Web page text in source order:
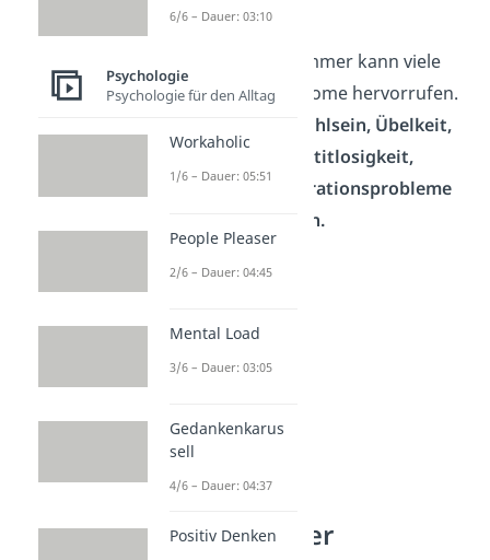
haben.
Liebeskummer kann viele
verschiedene Symptome hervorrufen.
Unwohlsein, Übelkeit,
Hungergefühl, Appetitlosigkeit,
Schwindel, Konzentrationsprobleme
Schlafstörungen.
Tipps gegen
Liebeskummer
6/6 – Dauer: 03:10
Psychologie
Psychologie für den Alltag
Workaholic
1/6 – Dauer: 05:51
People Pleaser
2/6 – Dauer: 04:45
Mental Load
3/6 – Dauer: 03:05
Gedankenkarus
sell
4/6 – Dauer: 04:37
Positiv Denken